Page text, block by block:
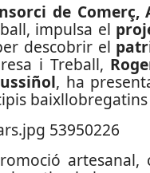
de
impulsa el
descobrir el
i Treball,
, ha